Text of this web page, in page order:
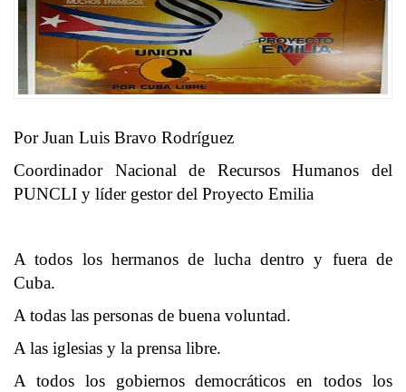
Por Juan Luis Bravo Rodríguez
Coordinador Nacional de Recursos Humanos del
PUNCLI y líder gestor del Proyecto Emilia
A todos los hermanos de lucha dentro y fuera de
Cuba.
A todas las personas de buena voluntad.
A las iglesias y la prensa libre.
A todos los gobiernos democráticos en todos los